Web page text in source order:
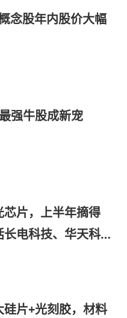
念股年内股价大幅
强牛股成新宠
芯片，上半年摘得
电科技、华天科
硅片+光刻胶，材料